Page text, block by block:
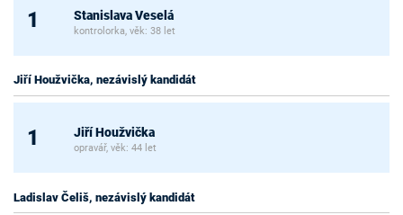
1 Stanislava Veselá
kontrolorka, věk: 38 let
Jiří Houžvička, nezávislý kandidát
1 Jiří Houžvička
opravář, věk: 44 let
Ladislav Čeliš, nezávislý kandidát